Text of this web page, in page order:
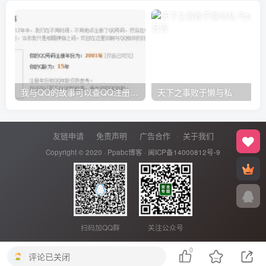
我与QQ的故事可以查QQ注册的时间 天下之事败于懒与私
友链申请 免责声明 广告合作 关于我们
Copyright © 2020 · Ppabc博客 · 闽ICP备14000812号-9
扫码加QQ群 关注公众号
评论已关闭
0